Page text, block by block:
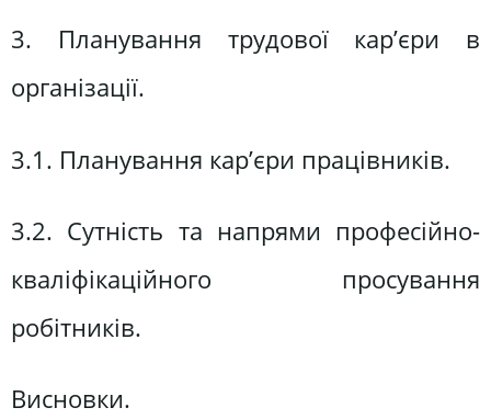
3. Планування трудової кар’єри в
організації.
3.1. Планування кар’єри працівників.
3.2. Сутність та напрями професійно-
кваліфікаційного просування
робітників.
Висновки.